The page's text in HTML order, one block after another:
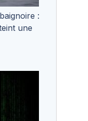
:
une